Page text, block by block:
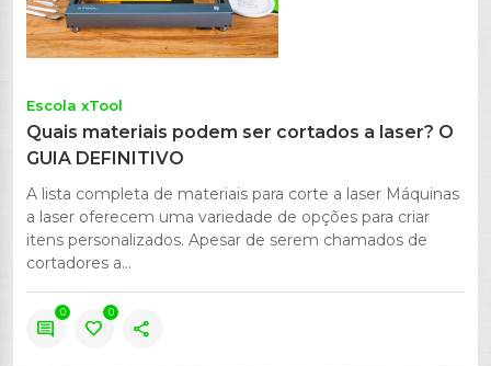
Escola xTool
Quais materiais podem ser cortados a laser? O
GUIA DEFINITIVO
A lista completa de materiais para corte a laser Máquinas
a laser oferecem uma variedade de opções para criar
itens personalizados. Apesar de serem chamados de
cortadores a...
comment
0
favorite
0
share